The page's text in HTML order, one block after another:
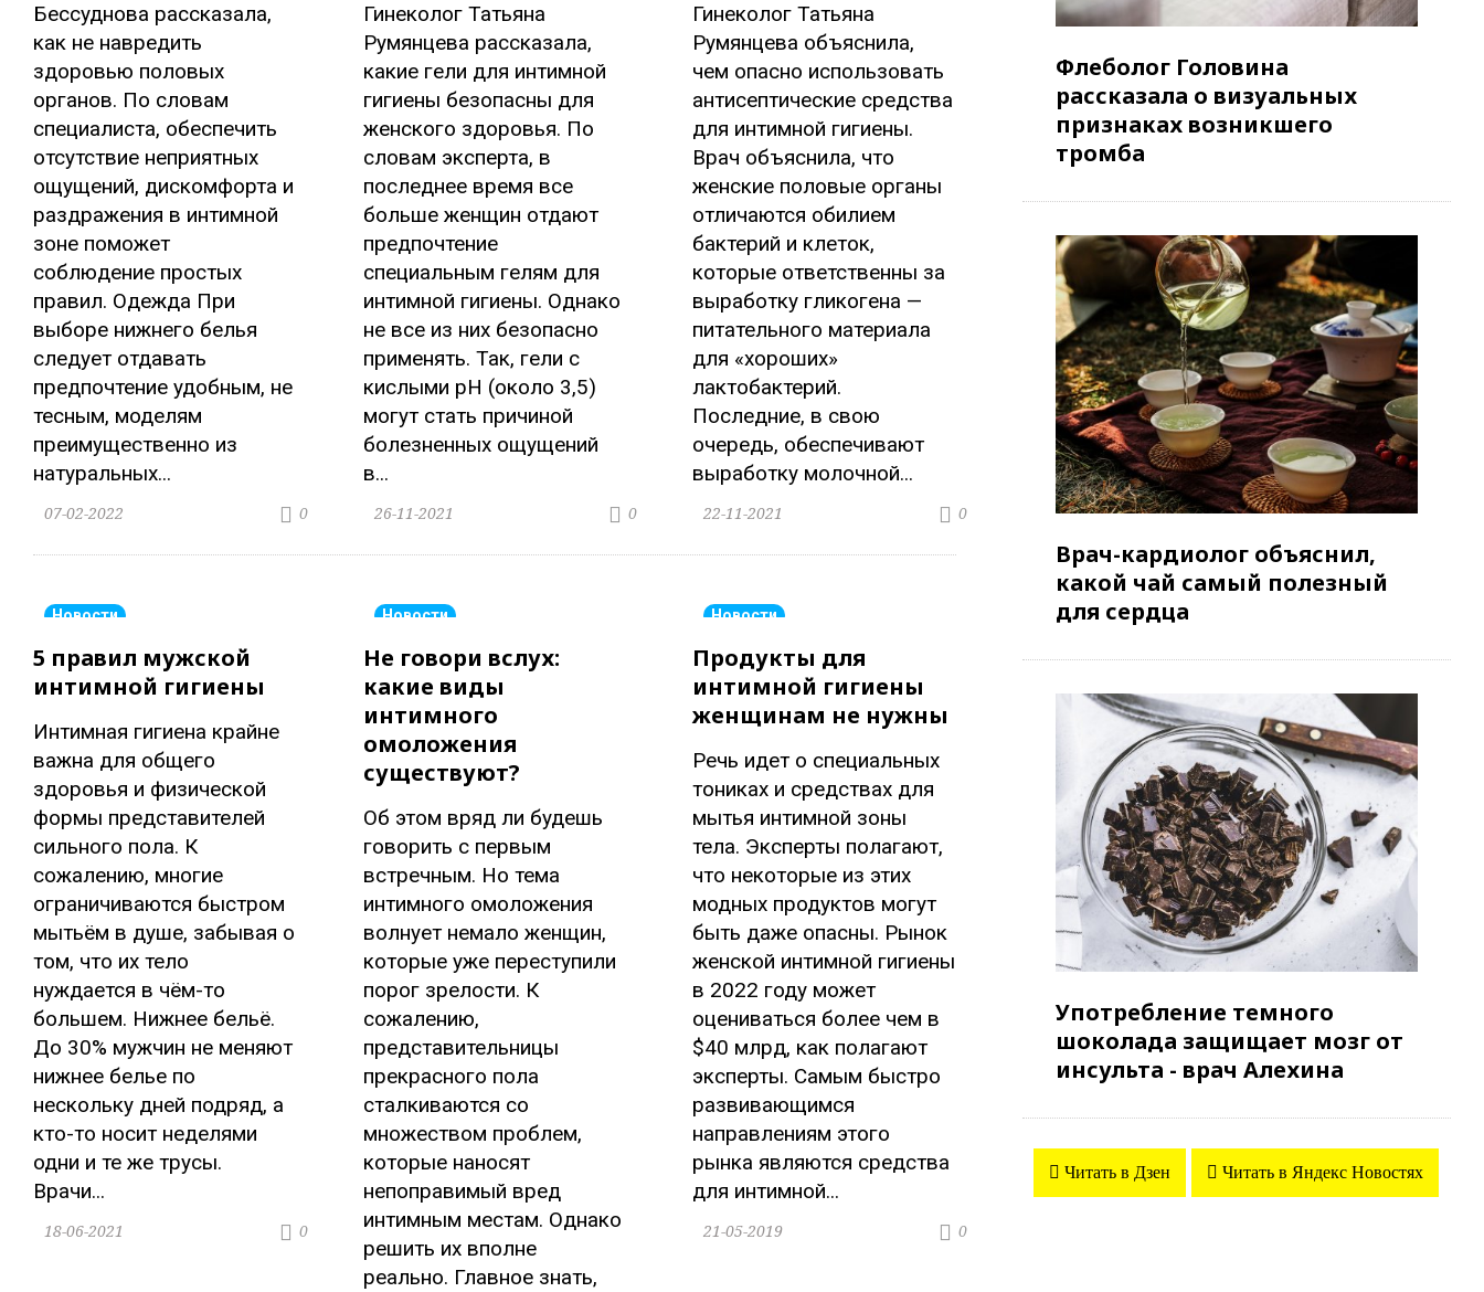
Бессуднова рассказала,
как не навредить
здоровью половых
органов. По словам
специалиста, обеспечить
отсутствие неприятных
ощущений, дискомфорта и
раздражения в интимной
зоне поможет
соблюдение простых
правил. Одежда При
выборе нижнего белья
следует отдавать
предпочтение удобным, не
тесным, моделям
преимущественно из
натуральных...
0
07-02-2022
Гинеколог Татьяна
Румянцева рассказала,
какие гели для интимной
гигиены безопасны для
женского здоровья. По
словам эксперта, в
последнее время все
больше женщин отдают
предпочтение
специальным гелям для
интимной гигиены. Однако
не все из них безопасно
применять. Так, гели с
кислыми рН (около 3,5)
могут стать причиной
болезненных ощущений
в...
0
26-11-2021
Гинеколог Татьяна
Румянцева объяснила,
чем опасно использовать
антисептические средства
для интимной гигиены.
Врач объяснила, что
женские половые органы
отличаются обилием
бактерий и клеток,
которые ответственны за
выработку гликогена —
питательного материала
для «хороших»
лактобактерий.
Последние, в свою
очередь, обеспечивают
выработку молочной...
0
22-11-2021
Новости
5 правил мужской
интимной гигиены
Интимная гигиена крайне
важна для общего
здоровья и физической
формы представителей
сильного пола. К
сожалению, многие
ограничиваются быстром
мытьём в душе, забывая о
том, что их тело
нуждается в чём-то
большем. Нижнее бельё.
До 30% мужчин не меняют
нижнее белье по
нескольку дней подряд, а
кто-то носит неделями
одни и те же трусы.
Врачи...
0
18-06-2021
Новости
Не говори вслух:
какие виды
интимного
омоложения
существуют?
Об этом вряд ли будешь
говорить с первым
встречным. Но тема
интимного омоложения
волнует немало женщин,
которые уже переступили
порог зрелости. К
сожалению,
представительницы
прекрасного пола
сталкиваются со
множеством проблем,
которые наносят
непоправимый вред
интимным местам. Однако
решить их вполне
реально. Главное знать,
Новости
Продукты для
интимной гигиены
женщинам не нужны
Речь идет о специальных
тониках и средствах для
мытья интимной зоны
тела. Эксперты полагают,
что некоторые из этих
модных продуктов могут
быть даже опасны. Рынок
женской интимной гигиены
в 2022 году может
оцениваться более чем в
$40 млрд, как полагают
эксперты. Самым быстро
развивающимся
направлениям этого
рынка являются средства
для интимной...
0
21-05-2019
Флеболог Головина
рассказала о визуальных
признаках возникшего
тромба
Врач-кардиолог объяснил,
какой чай самый полезный
для сердца
Употребление темного
шоколада защищает мозг от
инсульта - врач Алехина
Читать в Дзен Читать в Яндекс Новостях